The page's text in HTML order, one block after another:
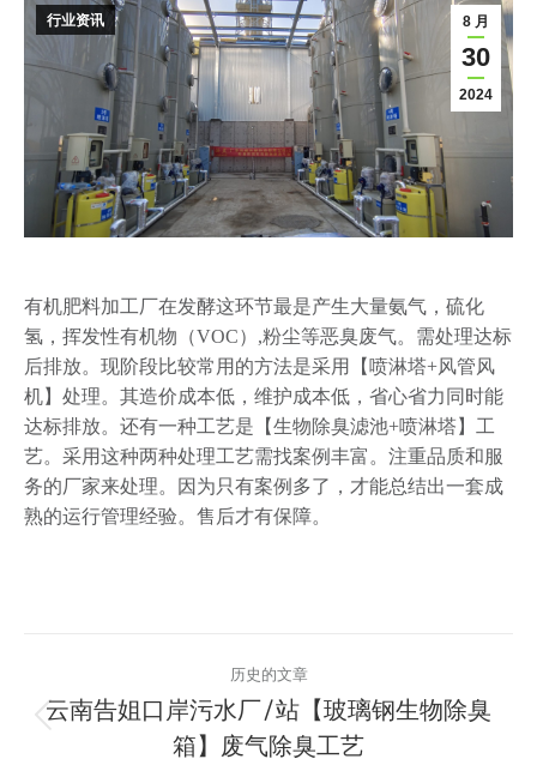
8 月
30
2024
行业资讯
有机肥料加工厂在发酵这环节最是产生大量氨气，硫化
氢，挥发性有机物（VOC）,粉尘等恶臭废气。需处理达标
后排放。现阶段比较常用的方法是采用【喷淋塔+风管风
机】处理。其造价成本低，维护成本低，省心省力同时能
达标排放。还有一种工艺是【生物除臭滤池+喷淋塔】工
艺。采用这种两种处理工艺需找案例丰富。注重品质和服
务的厂家来处理。因为只有案例多了，才能总结出一套成
熟的运行管理经验。售后才有保障。
章
历史的文章
史
云南告姐口岸污水厂/站【玻璃钢生物除臭
箱】废气除臭工艺